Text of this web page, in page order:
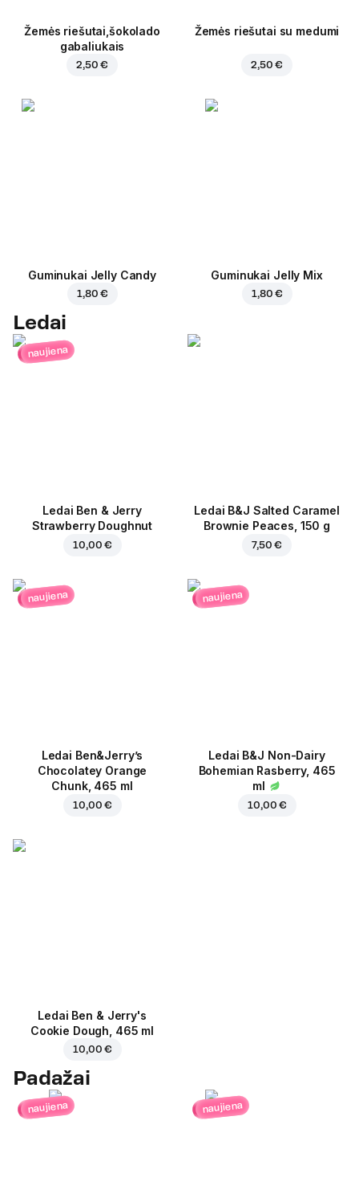
Žemės riešutai,šokolado
gabaliukais
2,50 €
Žemės riešutai su medumi
2,50 €
Guminukai Jelly Candy
1,80 €
Guminukai Jelly Mix
1,80 €
Ledai
naujiena
Ledai Ben & Jerry
Strawberry Doughnut
10,00 €
Ledai B&J Salted Caramel
Brownie Peaces, 150 g
7,50 €
naujiena
Ledai Ben&Jerry’s
Chocolatey Orange
Chunk, 465 ml
10,00 €
naujiena
Ledai B&J Non-Dairy
Bohemian Rasberry, 465
ml
10,00 €
Ledai Ben & Jerry's
Cookie Dough, 465 ml
10,00 €
Padažai
naujiena naujiena